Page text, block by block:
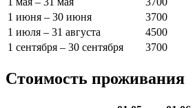
1 июня – 30 июня
3700
1 июля – 31 августа
4500
1 сентября – 30 сентября
3700
Стоимость проживания